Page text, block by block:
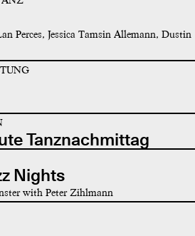
Perces, Jessica Tamsin Allemann, Dustin
Tanznachmittag
Nights
with Peter Zihlmann